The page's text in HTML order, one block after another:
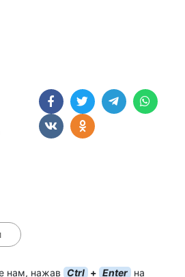
нам, нажав Ctrl + Enter на